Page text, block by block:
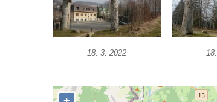
Socha Orlice v ZOO Hluboká
Socha Tygr v ZOO Hluboká
Socha Housenka v ZOO Hluboká
18. 3. 2022